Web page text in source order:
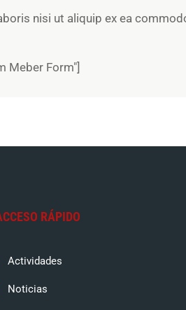
nisi ut aliquip ex ea
Meber Form"]
RÁPIDO
Actividades
Noticias